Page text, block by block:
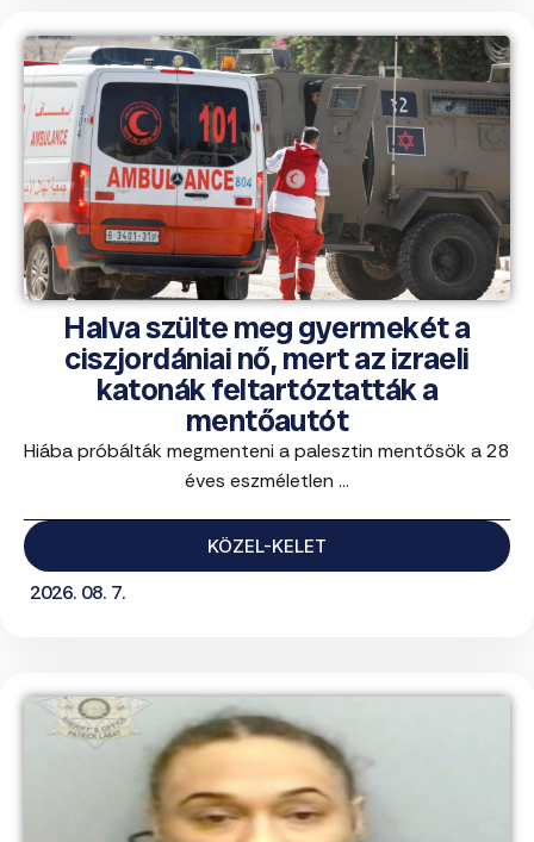
Halva szülte meg gyermekét a
ciszjordániai nő, mert az izraeli
katonák feltartóztatták a
mentőautót
Hiába próbálták megmenteni a palesztin mentősök a 28
éves eszméletlen ...
KÖZEL-KELET
2026. 08. 7.